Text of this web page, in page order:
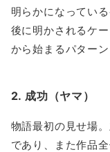
明らかになってい
後に明かされるケ
から始まるパターン
2. 成功（ヤマ）
物語最初の見せ場
であり、また作品